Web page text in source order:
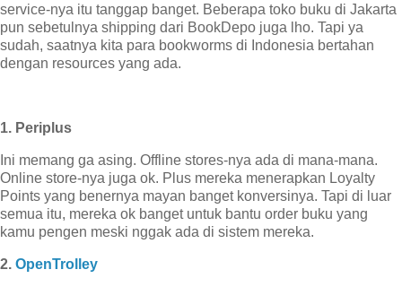
service-nya itu tanggap banget. Beberapa toko buku di Jakarta
pun sebetulnya shipping dari BookDepo juga lho. Tapi ya
sudah, saatnya kita para bookworms di Indonesia bertahan
dengan resources yang ada.
1. Periplus
Ini memang ga asing. Offline stores-nya ada di mana-mana.
Online store-nya juga ok. Plus mereka menerapkan Loyalty
Points yang benernya mayan banget konversinya. Tapi di luar
semua itu, mereka ok banget untuk bantu order buku yang
kamu pengen meski nggak ada di sistem mereka.
2. OpenTrolley